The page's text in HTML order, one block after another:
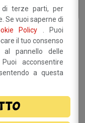
di
160 E-mail:
di terze parti, per
Se vuoi saperne di
Policy
. Puoi
il tuo consenso
al pannello delle
acconsentire
a questa